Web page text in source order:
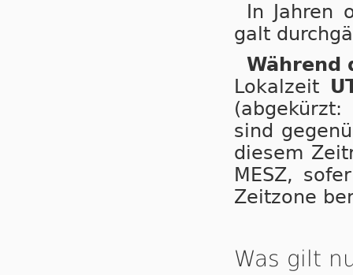
In Jahren
galt
Während
Lokalzeit
(abgekürzt:
sind
diesem
MESZ,
Zeitzone
Was gilt